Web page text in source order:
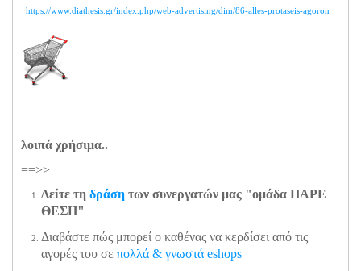
https://www.diathesis.gr/index.php/web-advertising/dim/86-alles-protaseis-agoron
λοιπά χρήσιμα..
==>>
Δείτε τη δράση των συνεργατών μας "ομάδα ΠΑΡΕ
ΘΕΣΗ"
Διαβάστε πώς μπορεί ο καθένας να κερδίσει από τις
αγορές του σε πολλά & γνωστά eshops